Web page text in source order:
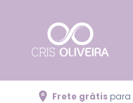
Frete grátis para